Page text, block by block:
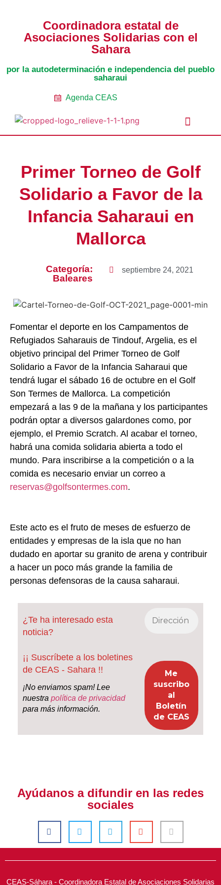
Coordinadora estatal de
Asociaciones Solidarias con el
Sahara
por la autodeterminación e independencia del pueblo
saharaui
Agenda CEAS
Primer Torneo de Golf
Solidario a Favor de la
Infancia Saharaui en
Mallorca
Categoría:
Baleares
septiembre 24, 2021
Fomentar el deporte en los Campamentos de
Refugiados Saharauis de Tindouf, Argelia, es el
objetivo principal del Primer Torneo de Golf
Solidario a Favor de la Infancia Saharaui que
tendrá lugar el sábado 16 de octubre en el Golf
Son Termes de Mallorca. La competición
empezará a las 9 de la mañana y los participantes
podrán optar a diversos galardones como, por
ejemplo, el Premio Scratch. Al acabar el torneo,
habrá una comida solidaria abierta a todo el
mundo. Para inscribirse a la competición o a la
comida es necesario enviar un correo a
reservas@golfsontermes.com.
Este acto es el fruto de meses de esfuerzo de
entidades y empresas de la isla que no han
dudado en aportar su granito de arena y contribuir
a hacer un poco más grande la familia de
personas defensoras de la causa saharaui.
¿Te ha interesado esta
noticia?
¡¡ Suscríbete a los boletines
de CEAS - Sahara !!
¡No enviamos spam! Lee
nuestra política de privacidad
para más información.
Ayúdanos a difundir en las redes
sociales
CEAS-Sáhara - Coordinadora Estatal de Asociaciones Solidarias